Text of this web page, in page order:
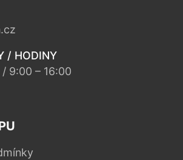
/ HODINY
9:00 – 16:00